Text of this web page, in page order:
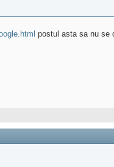
postul asta sa nu se